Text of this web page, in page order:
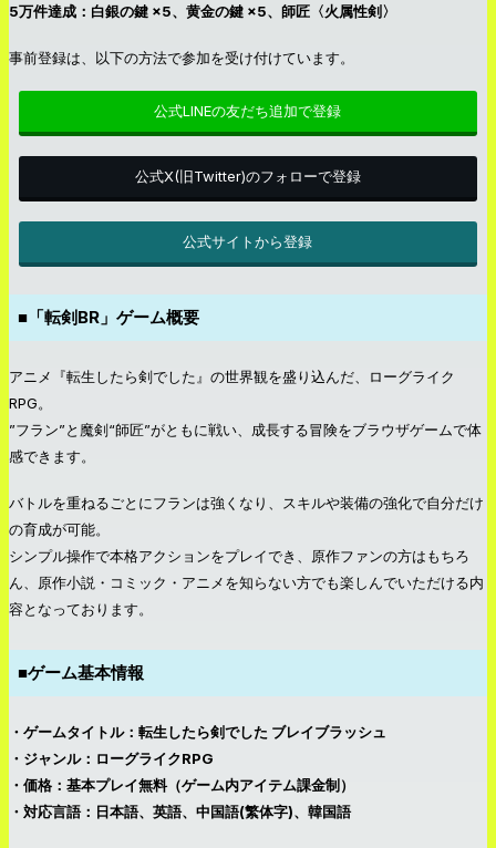
5万件達成：白銀の鍵 ×5、黄金の鍵 ×5、師匠〈火属性剣〉
事前登録は、以下の方法で参加を受け付けています。
公式LINEの友だち追加で登録
公式X(旧Twitter)のフォローで登録
公式サイトから登録
■ 「転剣BR」ゲーム概要
アニメ『転生したら剣でした』の世界観を盛り込んだ、ローグライク
RPG。
”フラン”と魔剣“師匠”がともに戦い、成長する冒険をブラウザゲームで体
感できます。
バトルを重ねるごとにフランは強くなり、スキルや装備の強化で自分だけ
の育成が可能。
シンプル操作で本格アクションをプレイでき、原作ファンの方はもちろ
ん、原作小説・コミック・アニメを知らない方でも楽しんでいただける内
容となっております。
■ゲーム基本情報
・ゲームタイトル：転生したら剣でした ブレイブラッシュ
・ジャンル：ローグライクRPG
・価格：基本プレイ無料（ゲーム内アイテム課金制）
・対応言語：日本語、英語、中国語(繁体字)、韓国語